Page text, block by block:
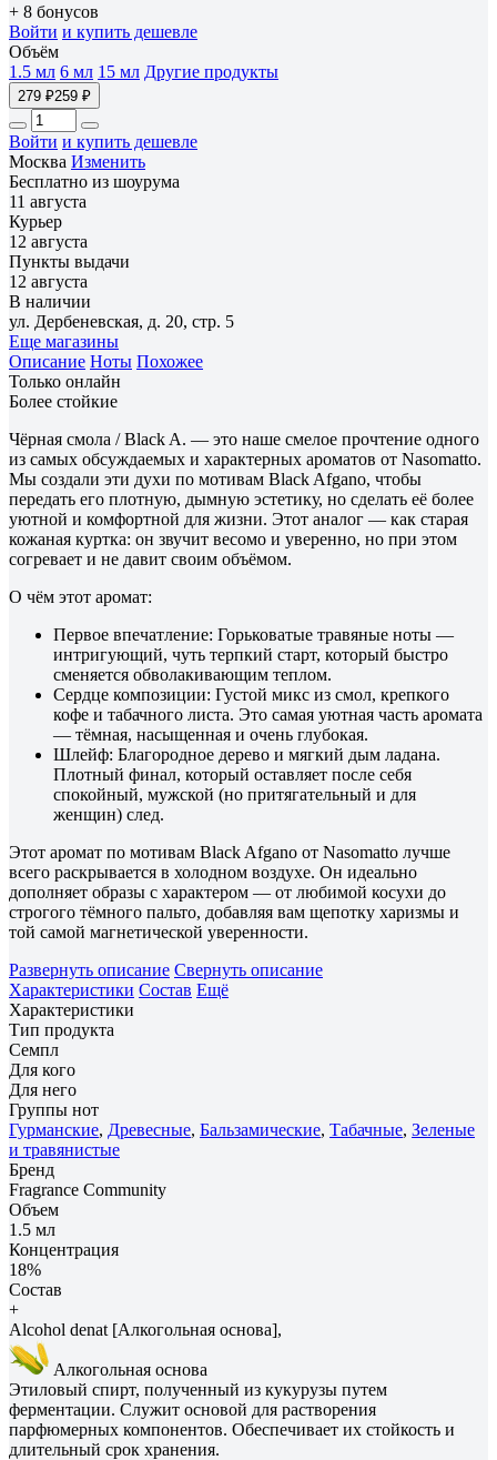
+ 8 бонусов
Войти и купить дешевле
Объём
1.5 мл 6 мл 15 мл Другие продукты
279 ₽259 ₽
Войти и купить дешевле
Москва Изменить
Бесплатно из шоурума
11 августа
Курьер
12 августа
Пункты выдачи
12 августа
В наличии
ул. Дербеневская, д. 20, стр. 5
Еще магазины
Описание Ноты Похожее
Только онлайн
Более стойкие
Чёрная смола / Black A. — это наше смелое прочтение одного
из самых обсуждаемых и характерных ароматов от Nasomatto.
Мы создали эти духи по мотивам Black Afgano, чтобы
передать его плотную, дымную эстетику, но сделать её более
уютной и комфортной для жизни. Этот аналог — как старая
кожаная куртка: он звучит весомо и уверенно, но при этом
согревает и не давит своим объёмом.
О чём этот аромат:
Первое впечатление: Горьковатые травяные ноты —
интригующий, чуть терпкий старт, который быстро
сменяется обволакивающим теплом.
Сердце композиции: Густой микс из смол, крепкого
кофе и табачного листа. Это самая уютная часть аромата
— тёмная, насыщенная и очень глубокая.
Шлейф: Благородное дерево и мягкий дым ладана.
Плотный финал, который оставляет после себя
спокойный, мужской (но притягательный и для
женщин) след.
Этот аромат по мотивам Black Afgano от Nasomatto лучше
всего раскрывается в холодном воздухе. Он идеально
дополняет образы с характером — от любимой косухи до
строгого тёмного пальто, добавляя вам щепотку харизмы и
той самой магнетической уверенности.
Развернуть описание Свернуть описание
Характеристики Состав Ещё
Характеристики
Тип продукта
Семпл
Для кого
Для него
Группы нот
Гурманские, Древесные, Бальзамические, Табачные, Зеленые
и травянистые
Бренд
Fragrance Community
Объем
1.5 мл
Концентрация
18%
Состав
+
Alcohol denat [Алкогольная основа],
Алкогольная основа
Этиловый спирт, полученный из кукурузы путем
ферментации. Служит основой для растворения
парфюмерных компонентов. Обеспечивает их стойкость и
длительный срок хранения.